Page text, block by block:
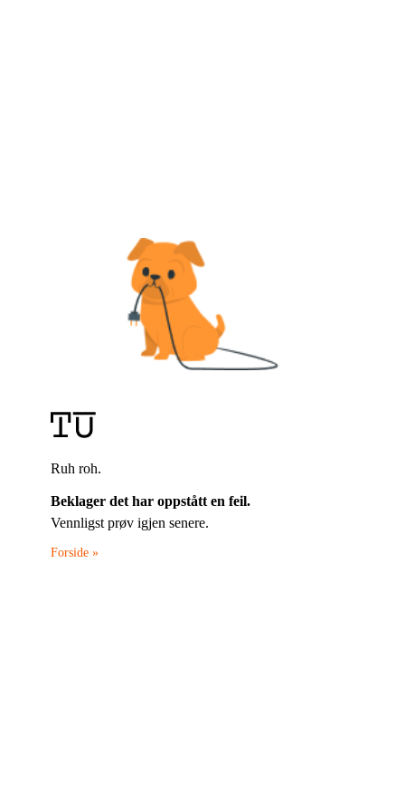
Ruh roh.
Beklager det har oppstått en feil.
Vennligst prøv igjen senere.
Forside »